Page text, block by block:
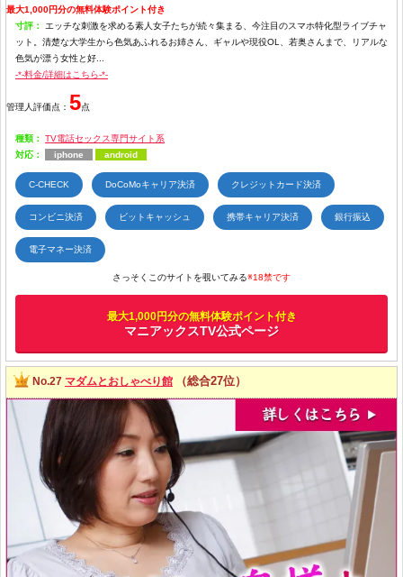
最大1,000円分の無料体験ポイント付き
寸評：
エッチな刺激を求める素人女子たちが続々集まる、今注目のスマホ特化型ライブチャ
ット。清楚な大学生から色気あふれるお姉さん、ギャルや現役OL、若奥さんまで、リアルな
色気が漂う女性と好...
-*-料金/詳細はこちら-*-
管理人評価点： 5点
種類：
TV電話セックス専門サイト系
対応：
iphone android
C-CHECK DoCoMoキャリア決済 クレジットカード決済
コンビニ決済 ビットキャッシュ 携帯キャリア決済 銀行振込
電子マネー決済
さっそくこのサイトを覗いてみる※18禁です
最大1,000円分の無料体験ポイント付き
マニアックスTV公式ページ
No.27 マダムとおしゃべり館 （総合27位）